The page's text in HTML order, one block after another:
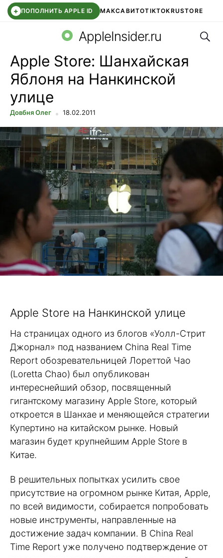
+ ПОПОЛНИТЬ APPLE ID МАКСАВИТОTIKTOKRUSTORE
WB КЛУБIOS 26.6 APPLE ID
AppleInsider.ru
Apple Store: Шанхайская
Яблоня на Нанкинской
улице
Довбня Олег 18.02.2011
Apple Store на Нанкинской улице
На страницах одного из блогов «Уолл-Стрит
Джорнал» под названием China Real Time
Report обозревательницей Лореттой Чао
(Loretta Chao) был опубликован
интереснейший обзор, посвященный
гигантскому магазину Apple Store, который
откроется в Шанхае и меняющейся стратегии
Купертино на китайском рынке. Новый
магазин будет крупнейшим Apple Store в
Китае.
В решительных попытках усилить свое
присутствие на огромном рынке Китая, Apple,
по всей видимости, собирается попробовать
новые инструменты, направленные на
достижение задач компании. В China Real
Time Report уже получено подтверждение от